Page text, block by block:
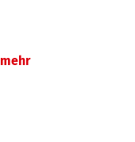
mehr